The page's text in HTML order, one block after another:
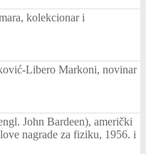
kolekcionar i
Libero Markoni, novinar
John Bardeen), američki
nagrade za fiziku, 1956. i